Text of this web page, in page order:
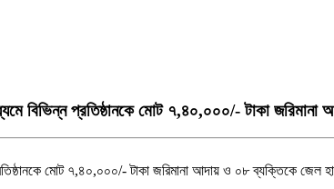
বিভিন্ন প্রতিষ্ঠানকে মোট ৭,৪০,০০০/- টাকা